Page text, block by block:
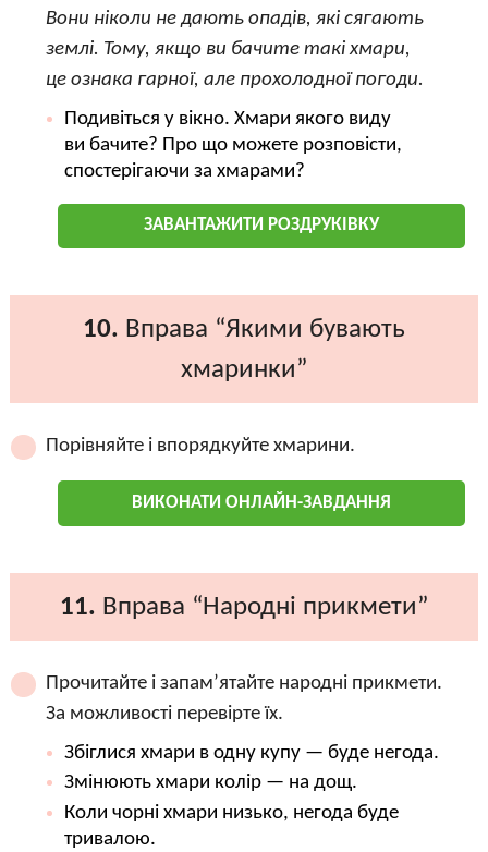
Вони ніколи не дають опадів, які сягають
землі. Тому, якщо ви бачите такі хмари,
це ознака гарної, але прохолодної погоди.
Подивіться у вікно. Хмари якого виду
ви бачите? Про що можете розповісти,
спостерігаючи за хмарами?
ЗАВАНТАЖИТИ РОЗДРУКІВКУ
10. Вправа “Якими бувають
хмаринки”
Порівняйте і впорядкуйте хмарини.
ВИКОНАТИ ОНЛАЙН-ЗАВДАННЯ
11. Вправа “Народні прикмети”
Прочитайте і запам’ятайте народні прикмети.
За можливості перевірте їх.
Збіглися хмари в одну купу — буде негода.
Змінюють хмари колір — на дощ.
Коли чорні хмари низько, негода буде
тривалою.